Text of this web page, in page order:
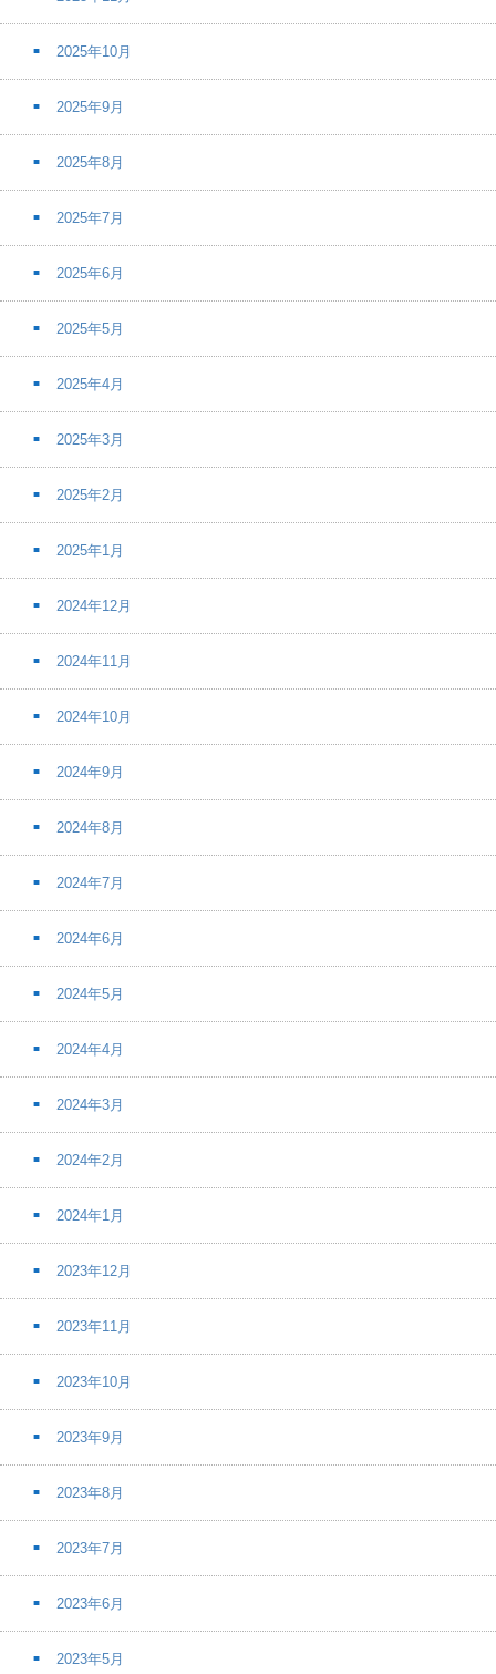
2025年10月
2025年9月
2025年8月
2025年7月
2025年6月
2025年5月
2025年4月
2025年3月
2025年2月
2025年1月
2024年12月
2024年11月
2024年10月
2024年9月
2024年8月
2024年7月
2024年6月
2024年5月
2024年4月
2024年3月
2024年2月
2024年1月
2023年12月
2023年11月
2023年10月
2023年9月
2023年8月
2023年7月
2023年6月
2023年5月